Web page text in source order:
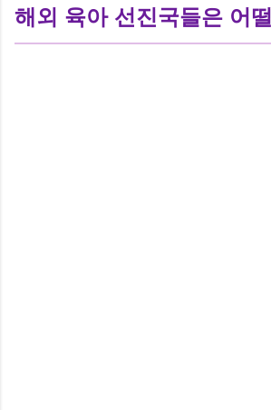
해외 육아 선진국들은 어